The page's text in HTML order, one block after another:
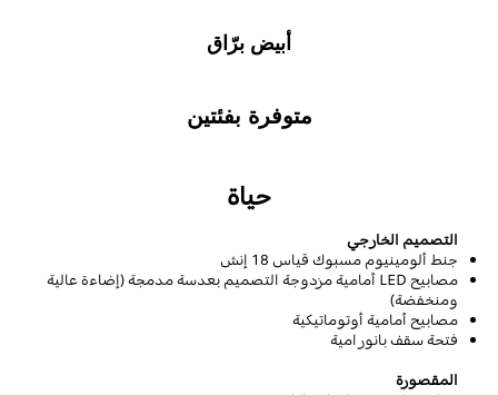
أبيض برّاق
متوفرة بفئتين
حياة
التصميم الخارجي
جنط ألومينيوم مسبوك قياس 18 إنش
مصابيح
أمامية مزدوجة التصميم بعدسة مدمجة (إضاءة عالية
ومنخفضة)
مصابيح أمامية أوتوماتيكية
فتحة سقف بانورامية
المقصورة